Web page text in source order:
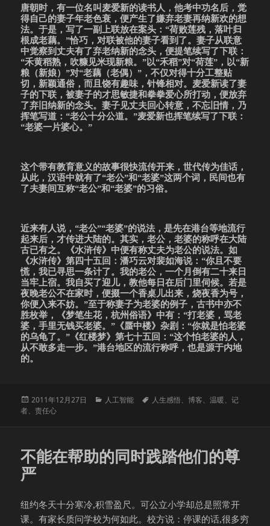
唐朝时，有一位名叫麦爱新的读书人，他考中功名后，觉
得自己的妻子年老色衰，便产生了嫌弃老妻再纳新欢的想
法。于是，写了一副上联放在案头：“荷败莲残，落叶归
根成老藕。”恰巧，对联被他的妻子看到了。妻子从联意
中觉察到丈夫有了弃老纳新的念头，便提笔续写了下联：
“禾黄稻熟，吹糠见米现新粮。”以“禾稻”对“荷莲”，以“新
粮（新娘）”对“老藕（老偶）”，不仅对得十分工整贴
切，新颖通俗，而且饶有趣味，针锋相对。麦爱新读了妻
子的下联，被妻子的才思敏捷和拳拳爱心所打动，便放弃
了弃旧纳新的念头。妻子见丈夫回心转意，不忘旧情，乃
挥笔写道：“老公十分公道。”麦爱新也挥笔续写了下联：
“老婆一片婆心。”
这个带有教育意义的故事很快流传开来，世代传为佳话，
从此，汉语中就有了“老公”和“老婆”这两个词，民间也有
了夫妻间互称“老公”和“老婆”的习俗。
近来有人说，“老公”“老婆”的说法，是先在港台等地流行
起来后，才传进大陆的。其实，老公，老婆的称呼在大陆
古已有之。《水浒传》中便有称丈夫为老公的说法。如
《水浒传》第四十五回：潘巧云对裴如海说：“你且不要
慌，我已寻思一条计了。我的老公，一个月倒有二十来日
当牢上宿。我自买了迎儿，教他每日在后门里伺候。若是
夜晚老公不在家时，便掇一个香桌儿出来，烧夜香为号，
你便入来不妨。”至于称妻子为老婆的例子，古书中亦不
胜枚举，《梦笔生花，杭州俗语》中有：“打老婆，骂老
婆，手里无钱买老婆。”《蜃中楼》杂剧：“你就是怕老婆
的乌龟了。”《红楼梦》第七十五回：“这个怕老婆的人，
从不敢多走一步。”港台地区的流行称呼，也是源于内地
的。
发
布
2011年12月27日
分
人工智能
标
人生感悟、博客、温暖、记
者、责任心
不能在帮助的同时践踏他们的尊
严
纽约冬天十分寒冷,积雪盈尺。可公立小学却总是照常开
课。有家长质问学校为何如此。校方说：停课的话,很多穷